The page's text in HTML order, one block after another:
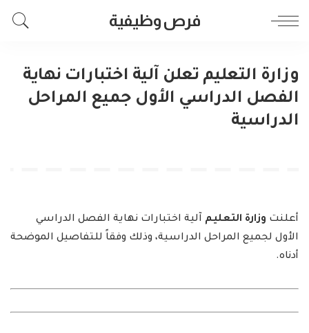
فرص وظيفية
وزارة التعليم تعلن آلية اختبارات نهاية
الفصل الدراسي الأول جميع المراحل
الدراسية
أعلنت وزارة التعليم آلية اختبارات نهاية الفصل الدراسي
الأول لجميع المراحل الدراسية، وذلك وفقاً للتفاصيل الموضحة
أدناه.